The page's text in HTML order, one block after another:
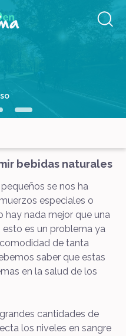
bebidas naturales
se nos ha
especiales o
hay nada mejor que una
es un problema ya
de tanta
saber que estas
en la salud de los
cantidades de
los niveles en sangre